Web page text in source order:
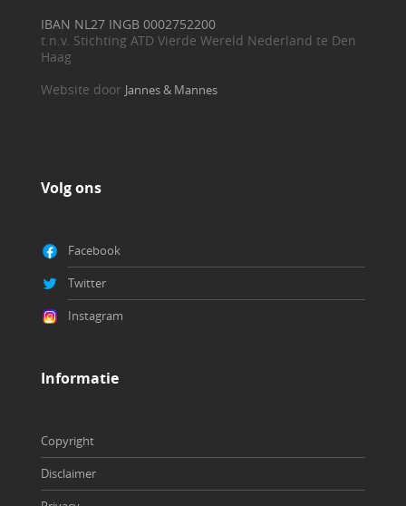
IBAN NL27 INGB 0002752200
t.n.v. Stichting ATD Vierde Wereld Nederland te Den
Haag
Website door Jannes & Mannes
Volg ons
Facebook
Twitter
Instagram
Copyright
Disclaimer